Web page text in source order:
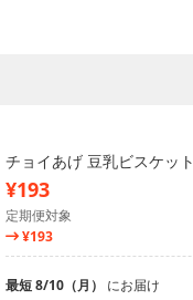
チョイあげ 豆乳ビスケット
¥193
定期便対象
¥193
最短 8/10（月） にお届け